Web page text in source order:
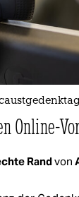
Online-
Randvon